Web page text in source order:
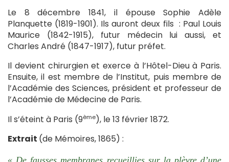
Le 8 décembre 1841, il épouse Sophie Adèle
Planquette (1819-1901). Ils auront deux fils : Paul Louis
Maurice (1842-1915), futur médecin lui aussi, et
Charles André (1847-1917), futur préfet.
Il devient chirurgien et exerce à l’Hôtel-Dieu à Paris.
Ensuite, il est membre de l’Institut, puis membre de
l’Académie des Sciences, président et professeur de
l’Académie de Médecine de Paris.
Il s’éteint à Paris (9ème), le 13 février 1872.
Extrait (de Mémoires, 1865) :
« De fausses membranes recueillies sur la plèvre d’une